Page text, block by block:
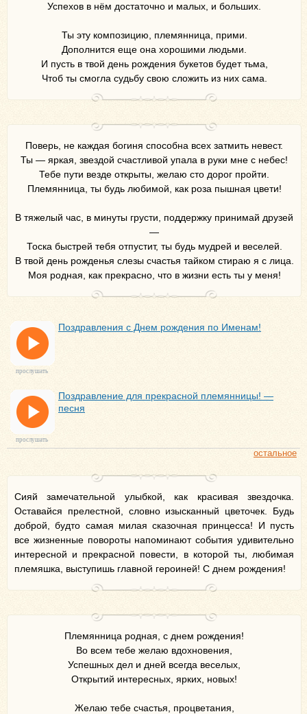
Успехов в нём достаточно и малых, и больших.
Ты эту композицию, племянница, прими.
Дополнится еще она хорошими людьми.
И пусть в твой день рождения букетов будет тьма,
Чтоб ты смогла судьбу свою сложить из них сама.
Поверь, не каждая богиня способна всех затмить невест.
Ты — яркая, звездой счастливой упала в руки мне с небес!
Тебе пути везде открыты, желаю сто дорог пройти.
Племянница, ты будь любимой, как роза пышная цвети!
В тяжелый час, в минуты грусти, поддержку принимай друзей
—
Тоска быстрей тебя отпустит, ты будь мудрей и веселей.
В твой день рожденья слезы счастья тайком стираю я с лица.
Моя родная, как прекрасно, что в жизни есть ты у меня!
Поздравления с Днем рождения по Именам!
прослушать
Поздравление для прекрасной племянницы! —
песня
прослушать
остальное
Сияй замечательной улыбкой, как красивая звездочка.
Оставайся прелестной, словно изысканный цветочек. Будь
доброй, будто самая милая сказочная принцесса! И пусть
все жизненные повороты напоминают события удивительно
интересной и прекрасной повести, в которой ты, любимая
племяшка, выступишь главной героиней! С днем рождения!
Племянница родная, с днем рождения!
Во всем тебе желаю вдохновения,
Успешных дел и дней всегда веселых,
Открытий интересных, ярких, новых!
Желаю тебе счастья, процветания,